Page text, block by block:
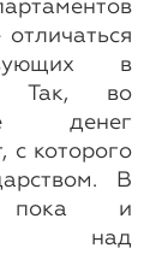
в
Так, во
денег
с которого
В
пока и
над